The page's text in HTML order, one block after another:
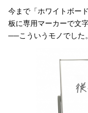
今まで「ホワイトボー
板に専用マーカーで文
──こういうモノでした